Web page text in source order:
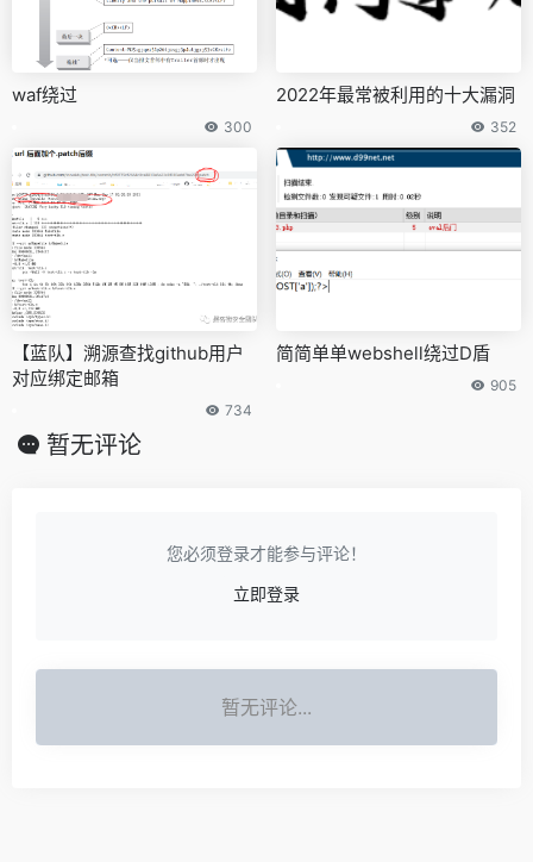
waf绕过
300
2022年最常被利用的十大漏洞
352
【蓝队】溯源查找github用户
对应绑定邮箱
734
简简单单webshell绕过D盾
905
暂无评论
您必须登录才能参与评论！
立即登录
暂无评论...